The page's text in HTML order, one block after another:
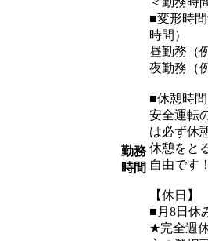
勤務
時間
■変形時
時間）
昼勤務（
夜勤務（
■休憩時
安全運転
は必ず休
休憩をと
自由です！
【休日】
■月8日休
★完全週